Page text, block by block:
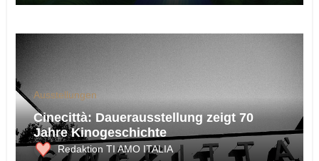
Ausstellungen
Cinecittà: Dauerausstellung zeigt 70
Jahre Kinogeschichte
Redaktion TI AMO ITALIA